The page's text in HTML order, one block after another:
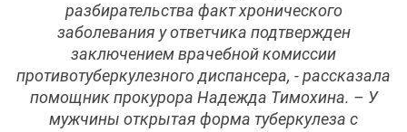
разбирательства факт хронического
заболевания у ответчика подтвержден
заключением врачебной комиссии
противотуберкулезного диспансера, - рассказала
помощник прокурора Надежда Тимохина. – У
мужчины открытая форма туберкулеза с